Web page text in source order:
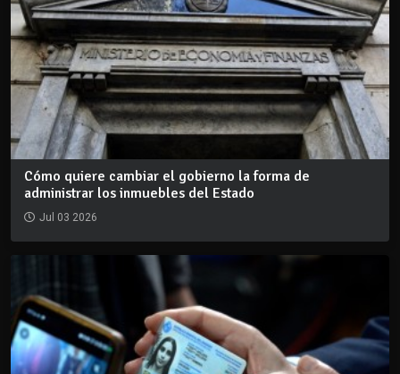
Cómo quiere cambiar el gobierno la forma de
administrar los inmuebles del Estado
Jul 03 2026